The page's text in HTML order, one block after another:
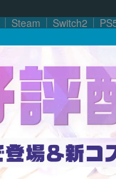
Steam Switch2